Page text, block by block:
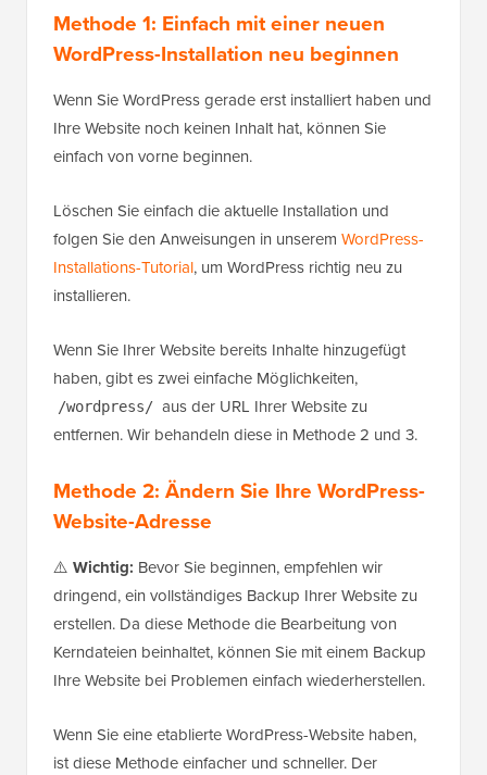
Methode 1: Einfach mit einer neuen
WordPress-Installation neu beginnen
Wenn Sie WordPress gerade erst installiert haben und
Ihre Website noch keinen Inhalt hat, können Sie
einfach von vorne beginnen.
Löschen Sie einfach die aktuelle Installation und
folgen Sie den Anweisungen in unserem WordPress-
Installations-Tutorial, um WordPress richtig neu zu
installieren.
Wenn Sie Ihrer Website bereits Inhalte hinzugefügt
haben, gibt es zwei einfache Möglichkeiten,
/wordpress/ aus der URL Ihrer Website zu
entfernen. Wir behandeln diese in Methode 2 und 3.
Methode 2: Ändern Sie Ihre WordPress-
Website-Adresse
⚠️ Wichtig: Bevor Sie beginnen, empfehlen wir
dringend, ein vollständiges Backup Ihrer Website zu
erstellen. Da diese Methode die Bearbeitung von
Kerndateien beinhaltet, können Sie mit einem Backup
Ihre Website bei Problemen einfach wiederherstellen.
Wenn Sie eine etablierte WordPress-Website haben,
ist diese Methode einfacher und schneller. Der